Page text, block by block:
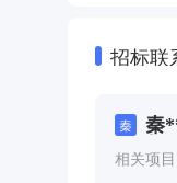
招标联
秦
秦
相关项目